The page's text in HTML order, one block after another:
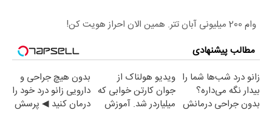
وام 200 میلیونی آبان تتر. همین الان احراز هویت کن!
مطالب پیشنهادی
زانو درد شب‌ها شما را
بیدار نگه می‌داره؟
بدون جراحی درمانش
ویدیو هولناک از
جوان کارتن خوابی که
میلیاردر شد. آموزش
بدون هیچ جراحی و
دارویی زانو درد خود را
درمان کنید ◀ پرسش